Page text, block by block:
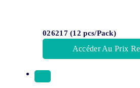
026217 (12 pcs/Pack)
Accéder Au Prix